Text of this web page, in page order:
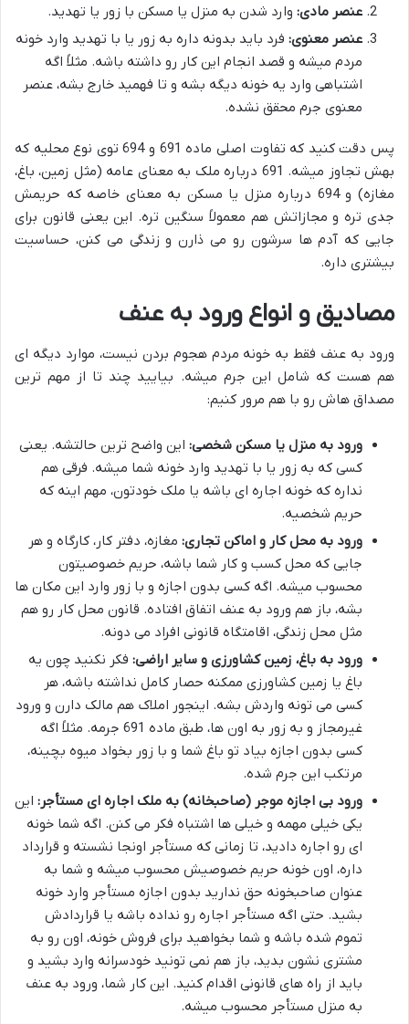
عنصر مادی: وارد شدن به منزل یا مسکن با زور یا تهدید.
عنصر معنوی: فرد باید بدونه داره به زور یا با تهدید وارد خونه
مردم میشه و قصد انجام این کار رو داشته باشه. مثلاً اگه
اشتباهی وارد یه خونه دیگه بشه و تا فهمید خارج بشه، عنصر
معنوی جرم محقق نشده.
پس دقت کنید که تفاوت اصلی ماده 691 و 694 توی نوع محلیه که
بهش تجاوز میشه. 691 درباره ملک به معنای عامه (مثل زمین، باغ،
مغازه) و 694 درباره منزل یا مسکن به معنای خاصه که حریمش
جدی تره و مجازاتش هم معمولاً سنگین تره. این یعنی قانون برای
جایی که آدم ها سرشون رو می ذارن و زندگی می کنن، حساسیت
بیشتری داره.
مصادیق و انواع ورود به عنف
ورود به عنف فقط به خونه مردم هجوم بردن نیست، موارد دیگه ای
هم هست که شامل این جرم میشه. بیایید چند تا از مهم ترین
مصداق هاش رو با هم مرور کنیم:
ورود به منزل یا مسکن شخصی: این واضح ترین حالتشه. یعنی
کسی که به زور یا با تهدید وارد خونه شما میشه. فرقی هم
نداره که خونه اجاره ای باشه یا ملک خودتون، مهم اینه که
حریم شخصیه.
ورود به محل کار و اماکن تجاری: مغازه، دفتر کار، کارگاه و هر
جایی که محل کسب و کار شما باشه، حریم خصوصیتون
محسوب میشه. اگه کسی بدون اجازه و با زور وارد این مکان ها
بشه، باز هم ورود به عنف اتفاق افتاده. قانون محل کار رو هم
مثل محل زندگی، اقامتگاه قانونی افراد می دونه.
ورود به باغ، زمین کشاورزی و سایر اراضی: فکر نکنید چون یه
باغ یا زمین کشاورزی ممکنه حصار کامل نداشته باشه، هر
کسی می تونه واردش بشه. اینجور املاک هم مالک دارن و ورود
غیرمجاز و به زور به اون ها، طبق ماده 691 جرمه. مثلاً اگه
کسی بدون اجازه بیاد تو باغ شما و با زور بخواد میوه بچینه،
مرتکب این جرم شده.
ورود بی اجازه موجر (صاحبخانه) به ملک اجاره ای مستأجر: این
یکی خیلی مهمه و خیلی ها اشتباه فکر می کنن. اگه شما خونه
ای رو اجاره دادید، تا زمانی که مستأجر اونجا نشسته و قرارداد
داره، اون خونه حریم خصوصیش محسوب میشه و شما به
عنوان صاحبخونه حق ندارید بدون اجازه مستأجر وارد خونه
بشید. حتی اگه مستأجر اجاره رو نداده باشه یا قراردادش
تموم شده باشه و شما بخواهید برای فروش خونه، اون رو به
مشتری نشون بدید، باز هم نمی تونید خودسرانه وارد بشید و
باید از راه های قانونی اقدام کنید. این کار شما، ورود به عنف
به منزل مستأجر محسوب میشه.